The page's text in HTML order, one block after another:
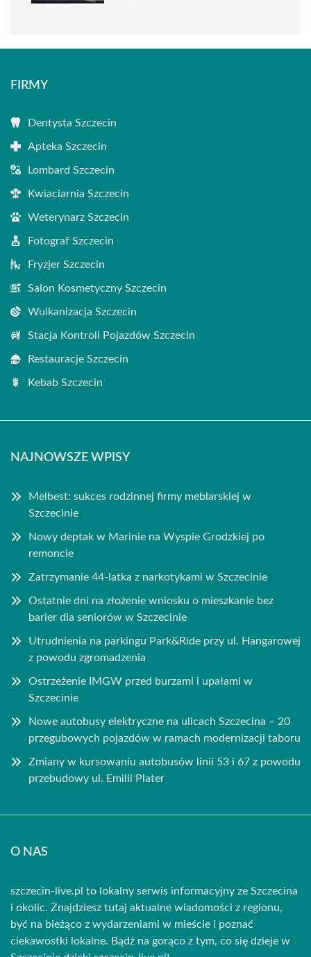
FIRMY
Dentysta Szczecin
Apteka Szczecin
Lombard Szczecin
Kwiaciarnia Szczecin
Weterynarz Szczecin
Fotograf Szczecin
Fryzjer Szczecin
Salon Kosmetyczny Szczecin
Wulkanizacja Szczecin
Stacja Kontroli Pojazdów Szczecin
Restauracje Szczecin
Kebab Szczecin
NAJNOWSZE WPISY
Melbest: sukces rodzinnej firmy meblarskiej w
Szczecinie
Nowy deptak w Marinie na Wyspie Grodzkiej po
remoncie
Zatrzymanie 44-latka z narkotykami w Szczecinie
Ostatnie dni na złożenie wniosku o mieszkanie bez
barier dla seniorów w Szczecinie
Utrudnienia na parkingu Park&Ride przy ul. Hangarowej
z powodu zgromadzenia
Ostrzeżenie IMGW przed burzami i upałami w
Szczecinie
Nowe autobusy elektryczne na ulicach Szczecina – 20
przegubowych pojazdów w ramach modernizacji taboru
Zmiany w kursowaniu autobusów linii 53 i 67 z powodu
przebudowy ul. Emilii Plater
O NAS
szczecin-live.pl to lokalny serwis informacyjny ze Szczecina
i okolic. Znajdziesz tutaj aktualne wiadomości z regionu,
być na bieżąco z wydarzeniami w mieście i poznać
ciekawostki lokalne. Bądź na gorąco z tym, co się dzieje w